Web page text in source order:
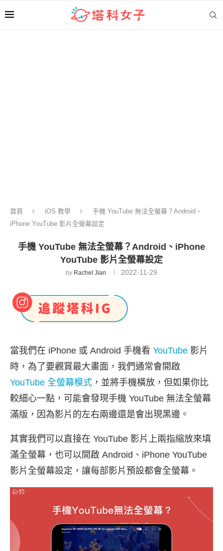
首頁 iOS 教學
手機 YouTube 無法全螢幕？Android、
iPhone YouTube 影片全螢幕設定
手機 YouTube 無法全螢幕？Android、iPhone
YouTube 影片全螢幕設定
by Rachel Jian 2022-11-29
當我們在 iPhone 或 Android 手機看 YouTube 影片
時，為了要觀賞最大畫面，我們通常會開啟
YouTube 全螢幕模式 ，並將手機橫放，但如果你比
較細心一點，可能會發現手機 YouTube 無法全螢幕
滿版，因為影片的左右兩邊還是會出現黑邊。
其實我們可以直接在 YouTube 影片上兩指縮放來填
滿全螢幕，也可以開啟 Android、iPhone YouTube
影片全螢幕設定，讓每部影片預設都會全螢幕。